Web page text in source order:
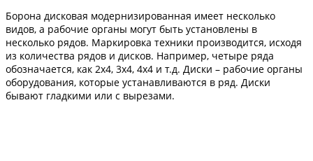
Борона дисковая модернизированная имеет несколько
видов, а рабочие органы могут быть установлены в
несколько рядов. Маркировка техники производится, исходя
из количества рядов и дисков. Например, четыре ряда
обозначается, как 2х4, 3х4, 4х4 и т.д. Диски – рабочие органы
оборудования, которые устанавливаются в ряд. Диски
бывают гладкими или с вырезами.